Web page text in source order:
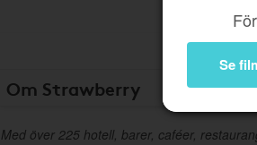
Se
Om Strawberry
Med över 225 hotell, barer, caféer,